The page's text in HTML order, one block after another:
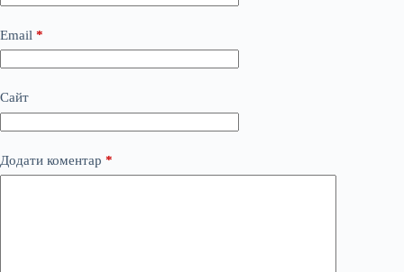
Email *
Сайт
Додати коментар *